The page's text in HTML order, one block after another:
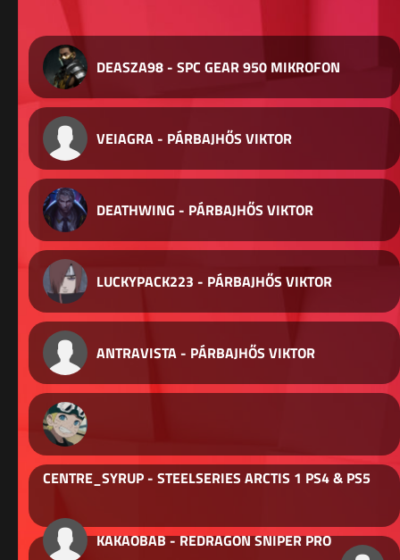
DEASZA98 - SPC GEAR 950 MIKROFON
VEIAGRA - PÁRBAJHŐS VIKTOR
DEATHWING - PÁRBAJHŐS VIKTOR
LUCKYPACK223 - PÁRBAJHŐS VIKTOR
ANTRAVISTA - PÁRBAJHŐS VIKTOR
CENTRE_SYRUP - STEELSERIES ARCTIS 1 PS4 & PS5
KAKAOBAB - REDRAGON SNIPER PRO